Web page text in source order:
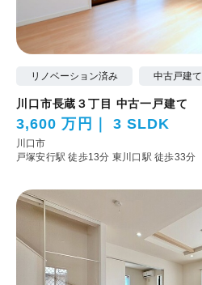
リノベーション済み 中古戸建て
川口市長蔵３丁目 中古一戸建て
3,600 万円 3 SLDK
川口市
戸塚安行駅 徒歩13分 東川口駅 徒歩33分